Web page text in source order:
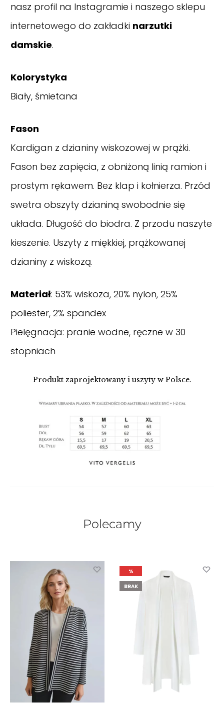
nasz profil na Instagramie i naszego sklepu
internetowego do zakładki narzutki
damskie.
Kolorystyka
Biały, śmietana
Fason
Kardigan z dzianiny wiskozowej w prążki.
Fason bez zapięcia, z obniżoną linią ramion i
prostym rękawem. Bez klap i kołnierza. Przód
swetra obszyty dzianiną swobodnie się
układa. Długość do biodra. Z przodu naszyte
kieszenie. Uszyty z miękkiej, prążkowanej
dzianiny z wiskozą.
Materiał: 53% wiskoza, 20% nylon, 25%
poliester, 2% spandex
Pielęgnacja: pranie wodne, ręczne w 30
stopniach
Produkt zaprojektowany i uszyty w Polsce.
Polecamy
%
BRAK